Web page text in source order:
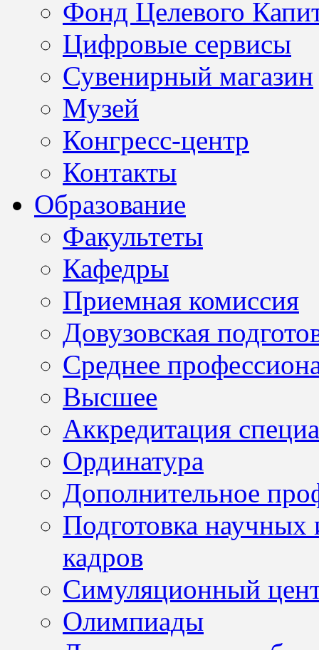
Фонд Целевого
Цифровые сервисы
Сувенирный магазин
Музей
Конгресс-центр
Контакты
Образование
Факультеты
Кафедры
Приемная комиссия
Довузовская
Среднее
Высшее
Аккредитация
Ординатура
Дополнительное
Подготовка научных
кадров
Симуляционный
Олимпиады